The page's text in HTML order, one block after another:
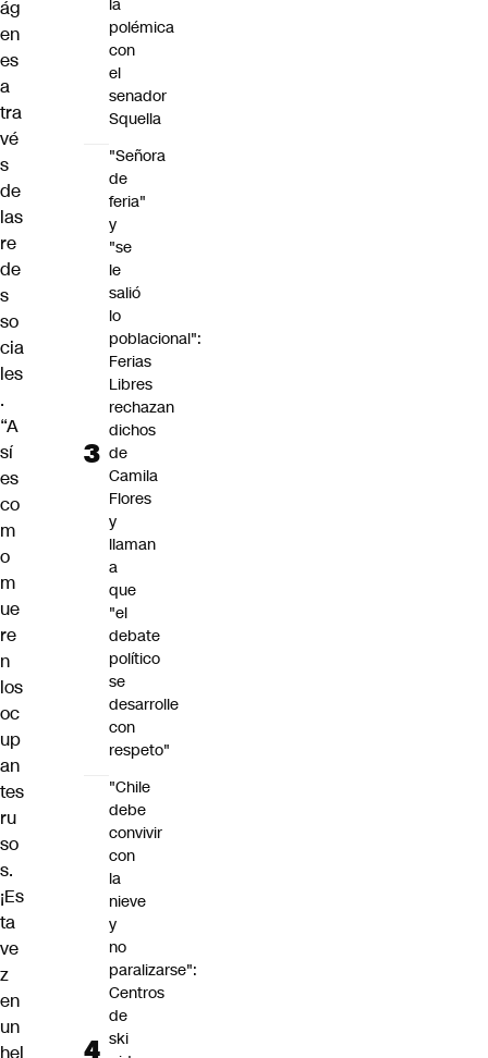
ág
en
es
a
tra
vé
s
de
las
re
de
s
so
cia
les
.
“A
sí
es
co
m
o
m
ue
re
n
los
oc
up
an
tes
ru
so
s.
¡Es
ta
ve
z
en
un
hel
la
polémica
con
el
senador
Squella
"Señora
de
feria"
y
"se
le
salió
lo
poblacional":
Ferias
Libres
rechazan
dichos
de
Camila
Flores
y
llaman
a
que
"el
debate
político
se
desarrolle
con
respeto"
"Chile
debe
convivir
con
la
nieve
y
no
paralizarse":
Centros
de
ski